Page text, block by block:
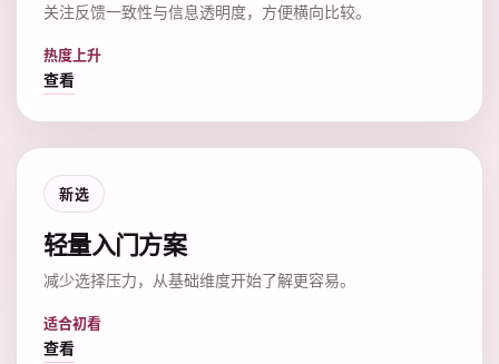
关注反馈一致性与信息透明度，方便横向比较。
热度上升
查看
新选
轻量入门方案
减少选择压力，从基础维度开始了解更容易。
适合初看
查看